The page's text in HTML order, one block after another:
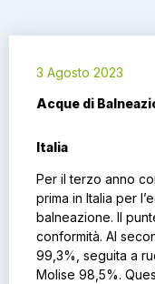
3 Agosto 2023
Acque di
Italia
Per il terzo anno
prima in Italia per
balneazione. Il
conformità. Al
99,3%, seguita a
Molise 98,5%.